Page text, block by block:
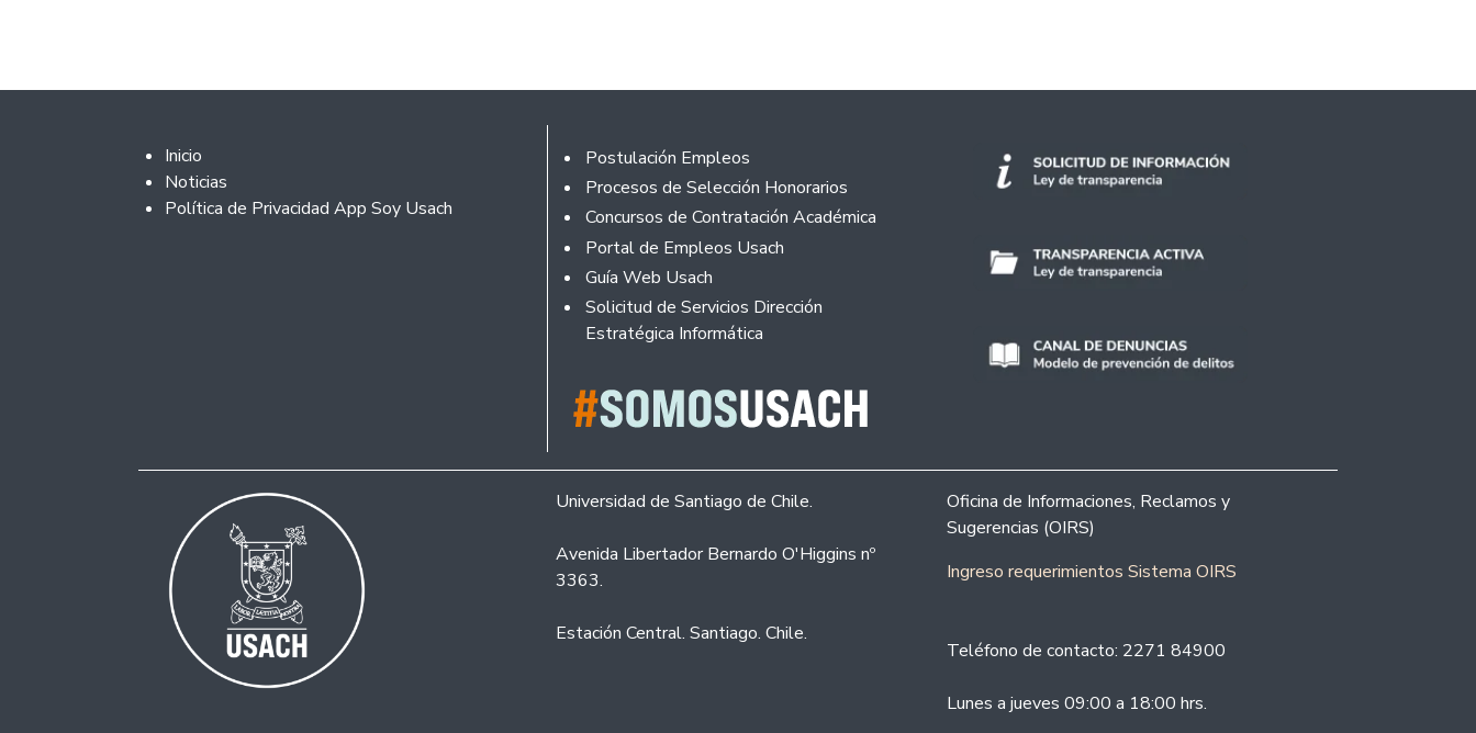
Footer 2
Inicio
Noticias
Política de Privacidad App Soy Usach
Footer
Postulación Empleos
Procesos de Selección Honorarios
Concursos de Contratación Académica
Portal de Empleos Usach
Guía Web Usach
Solicitud de Servicios Dirección
Estratégica Informática
Universidad de Santiago de Chile.
Avenida Libertador Bernardo O'Higgins nº
3363.
Estación Central. Santiago. Chile.
Oficina de Informaciones, Reclamos y
Sugerencias (OIRS)
Ingreso requerimientos Sistema OIRS
Teléfono de contacto: 2271 84900
Lunes a jueves 09:00 a 18:00 hrs.